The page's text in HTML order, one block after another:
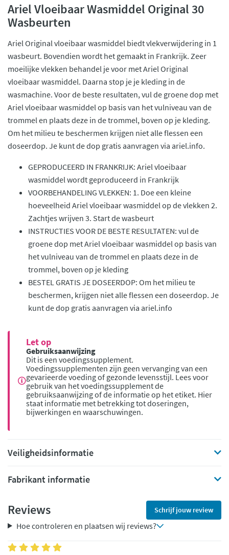
Ariel Vloeibaar Wasmiddel Original 30
Wasbeurten
Ariel Original vloeibaar wasmiddel biedt vlekverwijdering in 1
wasbeurt. Bovendien wordt het gemaakt in Frankrijk. Zeer
moeilijke vlekken behandel je voor met Ariel Original
vloeibaar wasmiddel. Daarna stop je je kleding in de
wasmachine. Voor de beste resultaten, vul de groene dop met
Ariel vloeibaar wasmiddel op basis van het vulniveau van de
trommel en plaats deze in de trommel, boven op je kleding.
Om het milieu te beschermen krijgen niet alle flessen een
doseerdop. Je kunt de dop gratis aanvragen via ariel.info.
GEPRODUCEERD IN FRANKRIJK: Ariel vloeibaar
wasmiddel wordt geproduceerd in Frankrijk
VOORBEHANDELING VLEKKEN: 1. Doe een kleine
hoeveelheid Ariel vloeibaar wasmiddel op de vlekken 2.
Zachtjes wrijven 3. Start de wasbeurt
INSTRUCTIES VOOR DE BESTE RESULTATEN: vul de
groene dop met Ariel vloeibaar wasmiddel op basis van
het vulniveau van de trommel en plaats deze in de
trommel, boven op je kleding
BESTEL GRATIS JE DOSEERDOP: Om het milieu te
beschermen, krijgen niet alle flessen een doseerdop. Je
kunt de dop gratis aanvragen via ariel.info
Let op
Gebruiksaanwijzing
Dit is een voedingssupplement.
Voedingssupplementen zijn geen vervanging van een
gevarieerde voeding of gezonde levensstijl. Lees voor
gebruik van het voedingssupplement de
gebruiksaanwijzing of de informatie op het etiket. Hier
staat informatie met betrekking tot doseringen,
bijwerkingen en waarschuwingen.
Veiligheidsinformatie
Fabrikant informatie
Reviews Schrijf jouw review
Hoe controleren en plaatsen wij reviews?